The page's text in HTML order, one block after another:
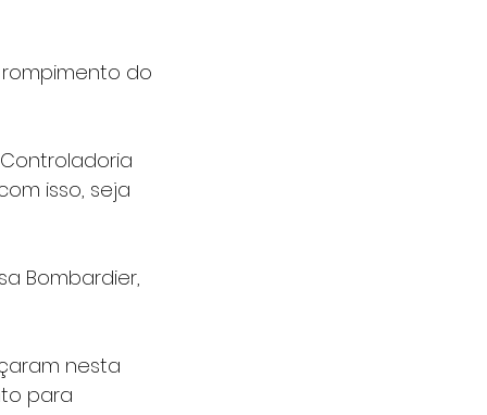
do
isso, seja
Bombardier,
nesta
para